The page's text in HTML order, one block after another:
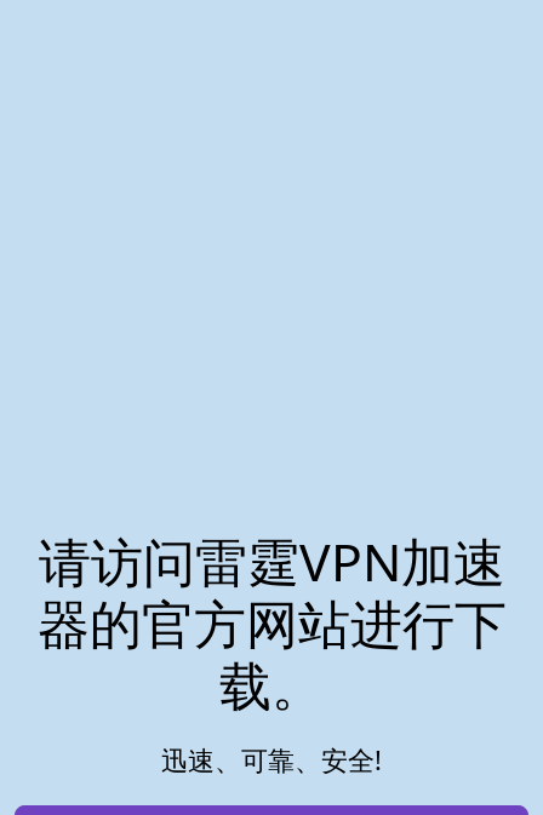
请访问雷霆VPN加速
器的官方网站进行下
载。
迅速、可靠、安全!